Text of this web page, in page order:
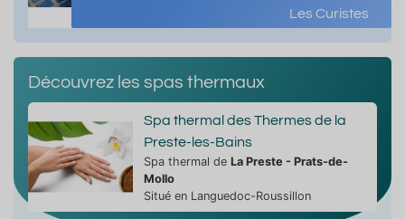
Les Curistes
Découvrez les spas thermaux
Spa thermal des Thermes de la
Preste-les-Bains
Spa thermal de La Preste - Prats-de-
Mollo
Situé en Languedoc-Roussillon